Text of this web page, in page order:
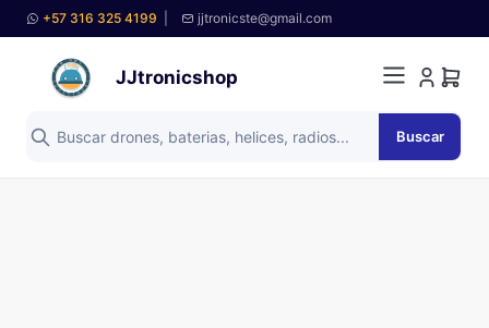
+57 316 325 4199 jjtronicste@gmail.com
JJtronicshop
Buscar